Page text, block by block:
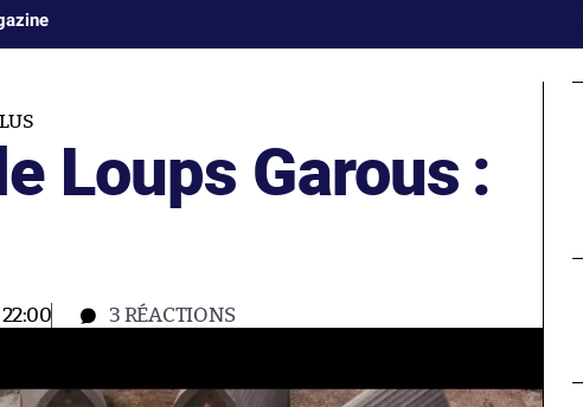
Loups Garous :
22:00 3 RÉACTIONS